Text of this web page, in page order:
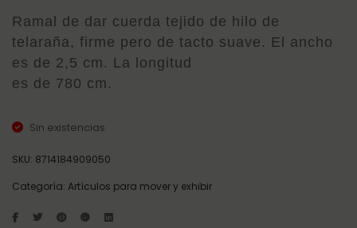
Ramal de dar cuerda tejido de hilo de
telaraña, firme pero de tacto suave. El ancho
es de 2,5 cm. La longitud
es de 780 cm.
Sin existencias
SKU: 8714184909050
Categoría: Artículos para mover y exhibir